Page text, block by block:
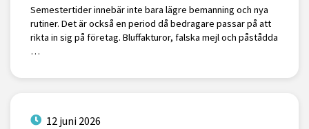
Semestertider innebär inte bara lägre bemanning och nya
rutiner. Det är också en period då bedragare passar på att
rikta in sig på företag. Bluffakturor, falska mejl och påstådda
…
12 juni 2026